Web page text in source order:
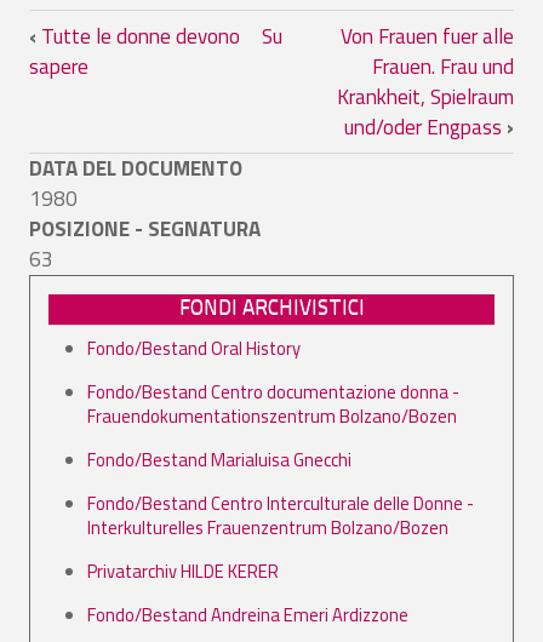
Link di attraversamento del book per
‹ Tutte le donne devono
sapere
Su
Von Frauen fuer alle
Frauen. Frau und
Krankheit, Spielraum
und/oder Engpass ›
DATA DEL DOCUMENTO
1980
POSIZIONE - SEGNATURA
63
FONDI ARCHIVISTICI
Fondo/Bestand Oral History
Fondo/Bestand Centro documentazione donna -
Frauendokumentationszentrum Bolzano/Bozen
Fondo/Bestand Marialuisa Gnecchi
Fondo/Bestand Centro Interculturale delle Donne -
Interkulturelles Frauenzentrum Bolzano/Bozen
Privatarchiv HILDE KERER
Fondo/Bestand Andreina Emeri Ardizzone